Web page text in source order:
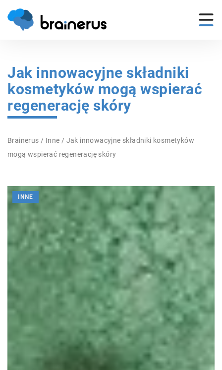
Jak innowacyjne składniki
kosmetyków mogą wspierać
regenerację skóry
Brainerus / Inne / Jak innowacyjne składniki kosmetyków
mogą wspierać regenerację skóry
INNE